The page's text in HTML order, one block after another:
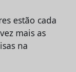
estão cada
mais as
na